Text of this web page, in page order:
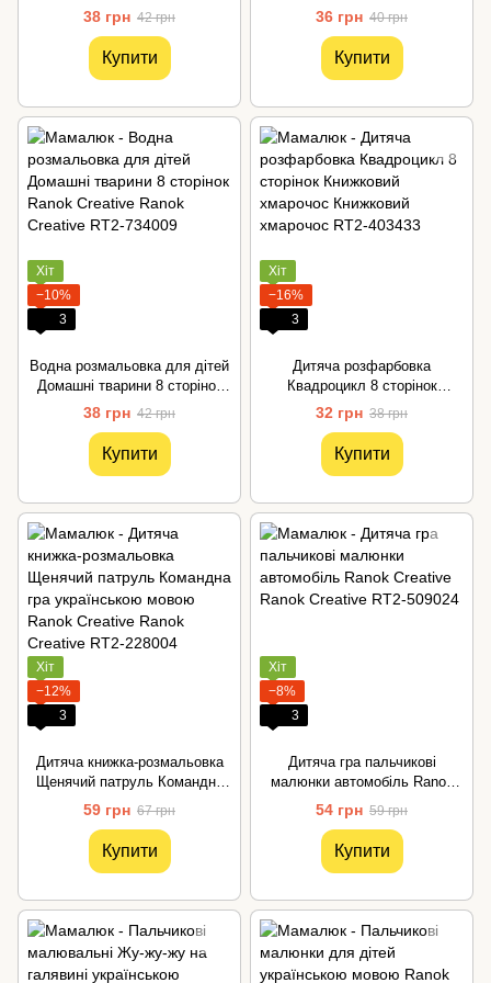
Creative
38 грн 42 грн
Купити
Creative
36 грн 40 грн
Купити
Хіт
−10%
3
Водна розмальовка для дітей
Домашні тварини 8 сторінок
Ranok Creative
38 грн 42 грн
Купити
Хіт
−16%
3
Дитяча розфарбовка
Квадроцикл 8 сторінок
Книжковий хмарочос
32 грн 38 грн
Купити
Хіт
−12%
3
Дитяча книжка-розмальовка
Щенячий патруль Командна
гра українською мовою Ranok
Creative
59 грн 67 грн
Купити
Хіт
−8%
3
Дитяча гра пальчикові
малюнки автомобіль Ranok
Creative
54 грн 59 грн
Купити